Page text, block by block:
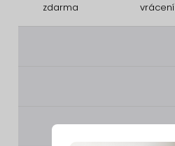
zdarma
vrácení
________